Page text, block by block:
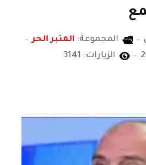
المجموعة: المنبر الحر
الزيارات: 3141